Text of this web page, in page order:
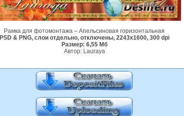
Рамка для фотомонтажа – Апельсиновая горизонтальная
PSD & PNG, слои отдельно, отключены, 2243x1600, 300 dpi
Размер: 6,55 Мб
Автор: Lauraya